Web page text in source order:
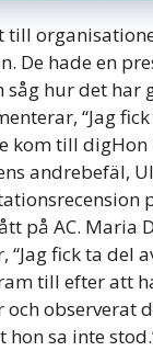
till
De hade en
såg hur det har
“Jag
kom till
andrebefäl,
på AC. Maria
“Jag fick ta del
till efter att
observerat
sa inte